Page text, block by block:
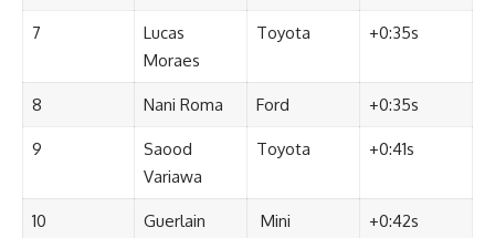
7
Lucas
Moraes
Toyota +0:35s
8 Nani Roma Ford +0:35s
9
Saood
Variawa
Toyota +0:41s
10
Guerlain
Mini +0:42s